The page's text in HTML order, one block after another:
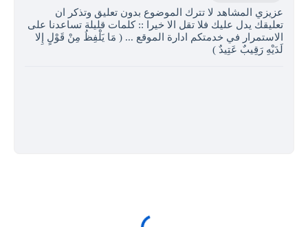
عزيزي المشاهد لا تترك الموضوع بدون تعليق وتذكر ان
تعليقك يدل عليك فلا تقل الا خيرا :: كلمات قليلة تساعدنا على
الاستمرار في خدمتكم ادارة الموقع ... ( مَا يَلْفِظُ مِنْ قَوْلٍ إِلا
لَدَيْهِ رَقِيبٌ عَتِيدٌ )